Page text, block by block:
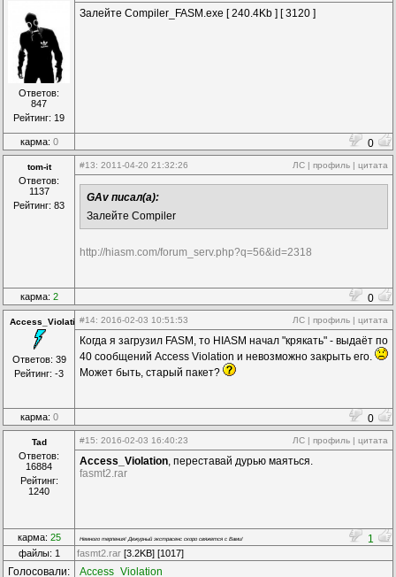
Ответов:
847
Рейтинг: 19
Залейте Compiler_FASM.exe [ 240.4Kb ] [ 3120 ]
карма: 0 0
tom-it
Ответов:
1137
Рейтинг: 83
#13: 2011-04-20 21:32:26 ЛС | профиль | цитата
GAv писал(а):
Залейте Compiler
http://hiasm.com/forum_serv.php?q=56&id=2318
карма: 2 0
Access_Violation
Ответов: 39
Рейтинг: -3
#14: 2016-02-03 10:51:53 ЛС | профиль | цитата
Когда я загрузил FASM, то HIASM начал "крякать" - выдаёт по
40 сообщений Access Violation и невозможно закрыть его.
Может быть, старый пакет?
карма: 0 0
Tad
Ответов:
16884
Рейтинг:
1240
#15: 2016-02-03 16:40:23 ЛС | профиль | цитата
Access_Violation, переставай дурью маяться.
fasmt2.rar
карма: 25 Немного терпения! Дежурный экстрасенс скоро свяжется с Вами! 1
файлы: 1 fasmt2.rar [3.2KB] [1017]
Голосовали: Access_Violation